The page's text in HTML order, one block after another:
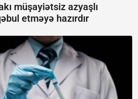
müşayiətsiz azyaşlı
etməyə hazırdır